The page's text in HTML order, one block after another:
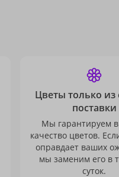
Цветы только из
поставки
Мы гарантируем
качество цветов.
оправдает ваших
мы заменим его в
суток.